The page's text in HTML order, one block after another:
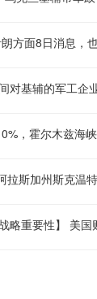
对基辅的军工企
，霍尔木兹海